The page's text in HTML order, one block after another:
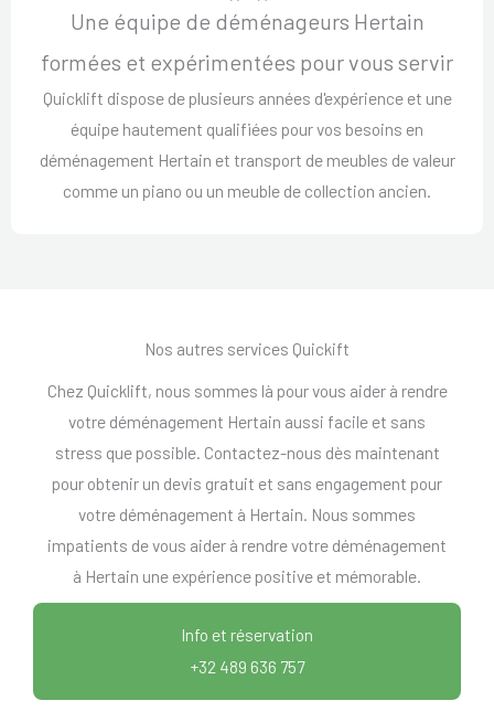
Une équipe de déménageurs Hertain
formées et expérimentées pour vous servir
Quicklift dispose de plusieurs années d'expérience et une
équipe hautement qualifiées pour vos besoins en
déménagement Hertain et transport de meubles de valeur
comme un piano ou un meuble de collection ancien.
Nos autres services Quickift
Chez Quicklift, nous sommes là pour vous aider à rendre
votre déménagement Hertain aussi facile et sans
stress que possible. Contactez-nous dès maintenant
pour obtenir un devis gratuit et sans engagement pour
votre déménagement à Hertain. Nous sommes
impatients de vous aider à rendre votre déménagement
à Hertain une expérience positive et mémorable.
Info et réservation
+32 489 636 757